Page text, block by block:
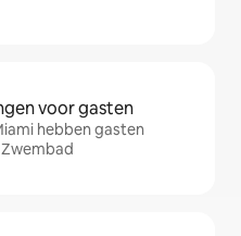
voor gasten
hebben gasten